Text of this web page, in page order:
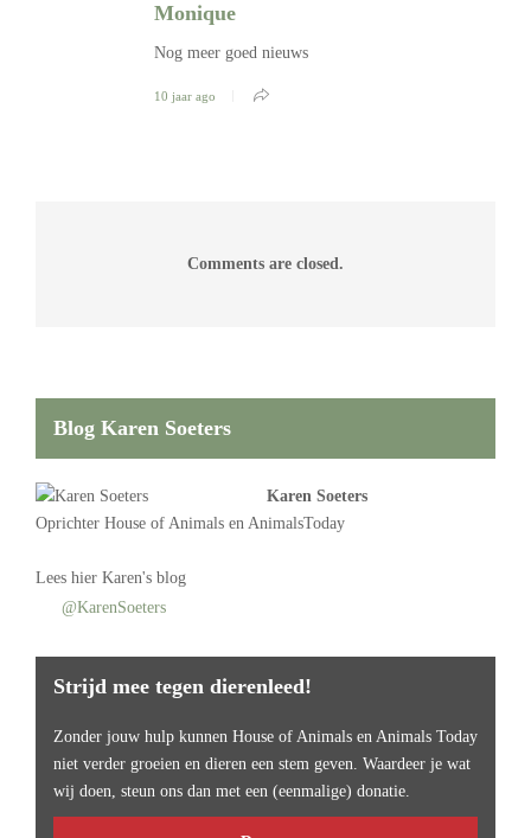
Monique
Nog meer goed nieuws
10 jaar ago
Comments are closed.
Blog Karen Soeters
Karen Soeters
Oprichter House of Animals en AnimalsToday
Lees hier Karen's blog
@KarenSoeters
Strijd mee tegen dierenleed!
Zonder jouw hulp kunnen House of Animals en Animals Today
niet verder groeien en dieren een stem geven. Waardeer je wat
wij doen, steun ons dan met een (eenmalige) donatie.